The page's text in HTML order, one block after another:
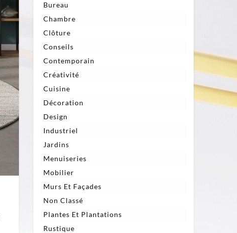
Bureau
Chambre
Clôture
Conseils
Contemporain
Créativité
Cuisine
Décoration
Design
Industriel
Jardins
Menuiseries
Mobilier
Murs Et Façades
Non Classé
Plantes Et Plantations
Rustique